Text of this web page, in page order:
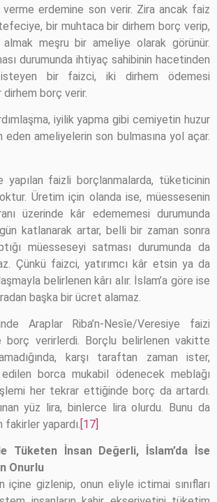
erdemine son verir. Zira ancak faiz
bir muhtaca bir dirhem borç verip,
meşru bir ameliye olarak görünür.
durumunda ihtiyaç sahibinin hacetinden
bir faizci, iki dirhem ödemesi
dirhem borç verir.
iyilik yapma gibi cemiyetin huzur
ameliyelerin son bulmasına yol açar.
yapılan faizli borçlanmalarda, tüketicinin
Üretim için olanda ise, müessesenin
üzerinde kâr edememesi durumunda
katlanarak artar, belli bir zaman sonra
müesseseyi satması durumunda da
Çünkü faizci, yatırımcı kâr etsin ya da
belirlenen kârı alır. İslam’a göre ise
başka bir ücret alamaz.
Araplar Riba’n-Nesîe/Veresiye faizi
borç verirlerdi. Borçlu belirlenen vakitte
karşı taraftan zaman ister,
borca mukabil ödenecek meblağı
her tekrar ettiğinde borç da artardı.
yüz lira, binlerce lira olurdu. Bunu da
fakirler yapardı.[17]
Tüketen İnsan Değerli, İslam’da İse
Onurlu
içine gizlenip, onun eliyle ictimai sınıfları